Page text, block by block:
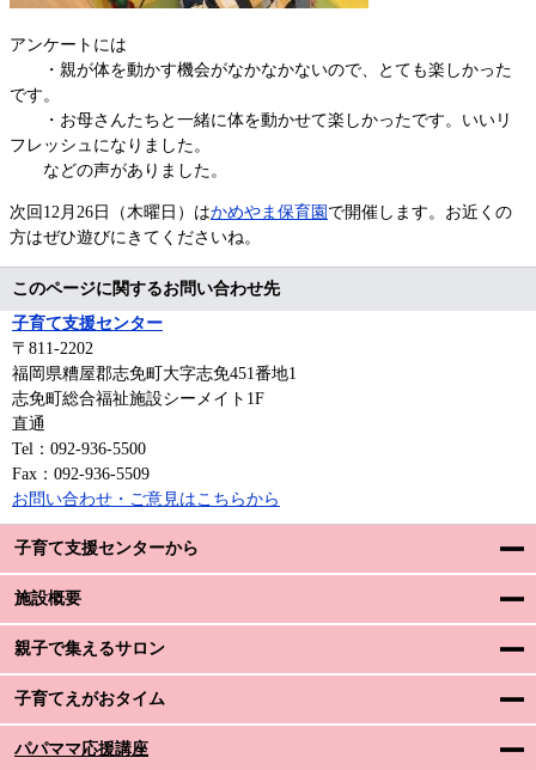
子育て支援センターから
施設概要
親子で集えるサロン
子育てえがおタイム
パパママ応援講座
アンケートには
・親が体を動かす機会がなかなかないので、とても楽しかった
です。
・お母さんたちと一緒に体を動かせて楽しかったです。いいリ
フレッシュになりました。
などの声がありました。
次回12月26日（木曜日）はかめやま保育園 で開催します。お近くの
方はぜひ遊びにきてくださいね。
このページに関するお問い合わせ先
子育て支援センター
〒811-2202
福岡県糟屋郡志免町大字志免451番地1
志免町総合福祉施設シーメイト1F
直通
Tel：092-936-5500
Fax：092-936-5509
お問い合わせ・ご意見はこちらから